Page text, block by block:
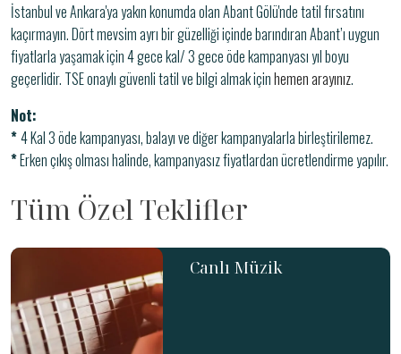
İstanbul ve Ankara'ya yakın konumda olan Abant Gölü'nde tatil fırsatını
kaçırmayın. Dört mevsim ayrı bir güzelliği içinde barındıran Abant’ı uygun
fiyatlarla yaşamak için 4 gece kal/ 3 gece öde kampanyası yıl boyu
geçerlidir. TSE onaylı güvenli tatil ve bilgi almak içinhemen arayınız.
Not:
*4 Kal 3 öde kampanyası, balayı ve diğer kampanyalarla birleştirilemez.
*Erken çıkış olması halinde, kampanyasız fiyatlardan ücretlendirme yapılır.
Tüm Özel Teklifler
Canlı Müzik